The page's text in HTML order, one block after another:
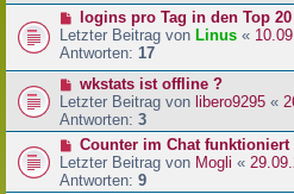
logins pro Tag in den Top 20
Letzter Beitrag von Linus «
Antworten: 17
wkstats ist offline ?
Letzter Beitrag von libero9295 «
Antworten: 3
Counter im Chat
Letzter Beitrag von Mogli «
Antworten: 9